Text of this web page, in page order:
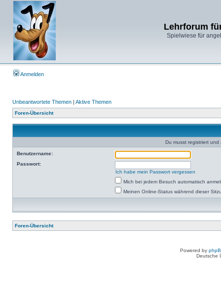
Lehrforum
Spielwiese für
Anmelden
Unbeantwortete Themen | Aktive Themen
Foren-Übersicht
Du musst registriert
Benutzername:
Passwort:
Ich habe mein Passwort vergessen
Mich bei jedem Besuch automatisch
Meinen Online-Status während dieser
Foren-Übersicht
Powered by
Deutsche